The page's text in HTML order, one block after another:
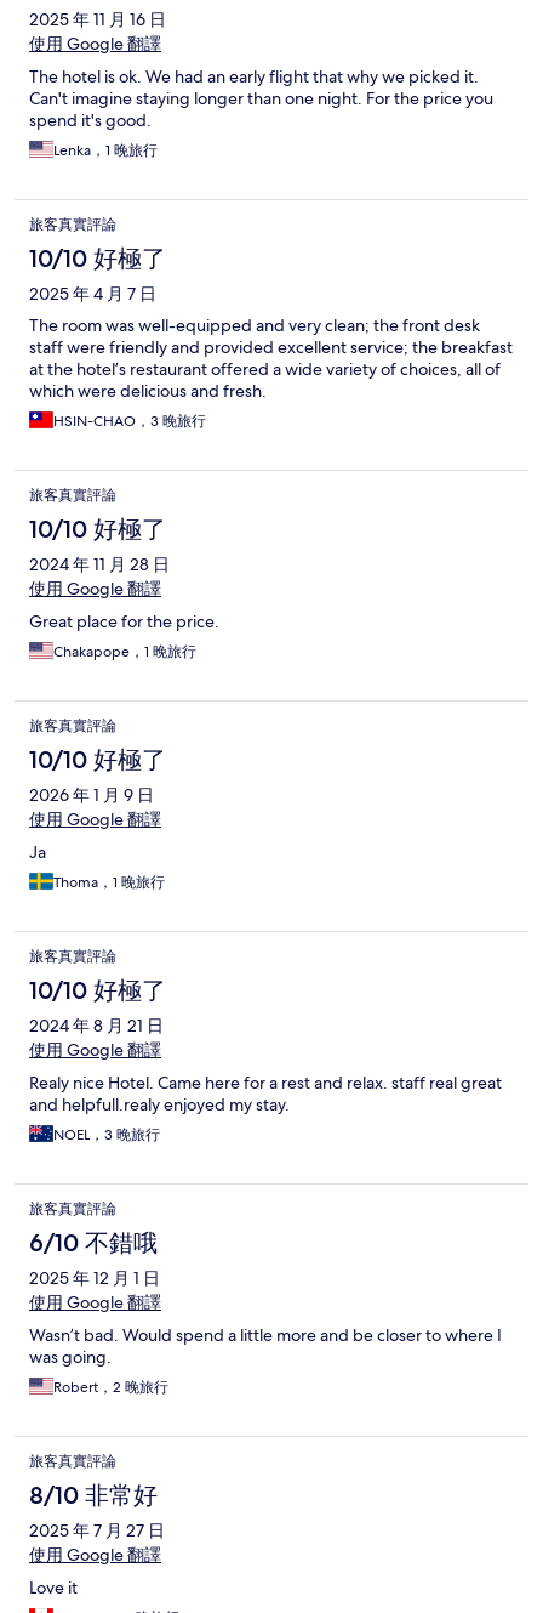
2025 年 11 月 16 日
使用 Google 翻譯
The hotel is ok. We had an early flight that why we picked it.
Can't imagine staying longer than one night. For the price you
spend it's good.
Lenka，1 晚旅行
旅客真實評論
10/10 好極了
2025 年 4 月 7 日
The room was well-equipped and very clean; the front desk
staff were friendly and provided excellent service; the breakfast
at the hotel’s restaurant offered a wide variety of choices, all of
which were delicious and fresh.
HSIN-CHAO，3 晚旅行
旅客真實評論
10/10 好極了
2024 年 11 月 28 日
使用 Google 翻譯
Great place for the price.
Chakapope，1 晚旅行
旅客真實評論
10/10 好極了
2026 年 1 月 9 日
使用 Google 翻譯
Ja
Thoma，1 晚旅行
旅客真實評論
10/10 好極了
2024 年 8 月 21 日
使用 Google 翻譯
Realy nice Hotel. Came here for a rest and relax. staff real great
and helpfull.realy enjoyed my stay.
NOEL，3 晚旅行
旅客真實評論
6/10 不錯哦
2025 年 12 月 1 日
使用 Google 翻譯
Wasn’t bad. Would spend a little more and be closer to where I
was going.
Robert，2 晚旅行
旅客真實評論
8/10 非常好
2025 年 7 月 27 日
使用 Google 翻譯
Love it